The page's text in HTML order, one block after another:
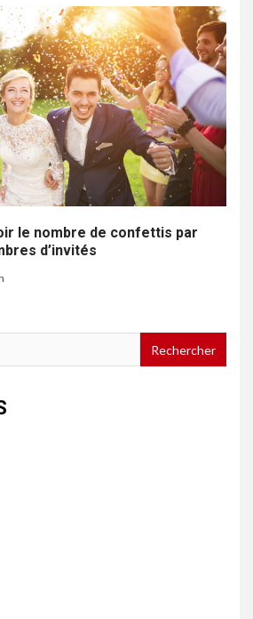
le nombre de confettis par
d’invités